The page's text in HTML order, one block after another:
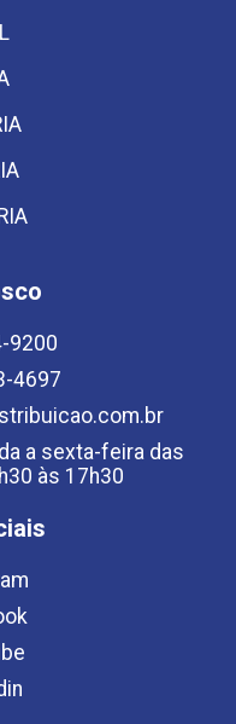
9200
4697
a sexta-feira das
às 17h30